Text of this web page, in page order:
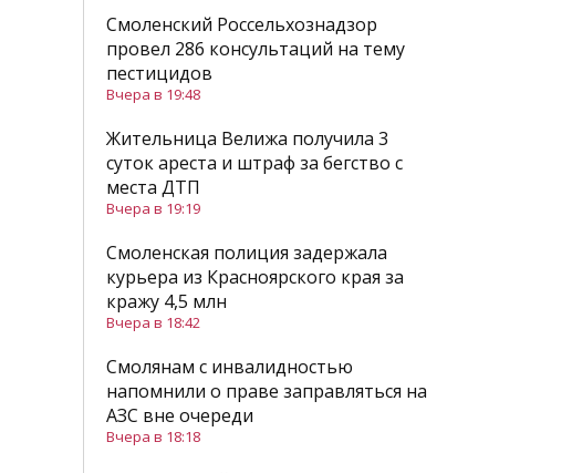
Смоленский Россельхознадзор
провел 286 консультаций на тему
пестицидов
Вчера в 19:48
Жительница Велижа получила 3
суток ареста и штраф за бегство с
места ДТП
Вчера в 19:19
Смоленская полиция задержала
курьера из Красноярского края за
кражу 4,5 млн
Вчера в 18:42
Смолянам с инвалидностью
напомнили о праве заправляться на
АЗС вне очереди
Вчера в 18:18